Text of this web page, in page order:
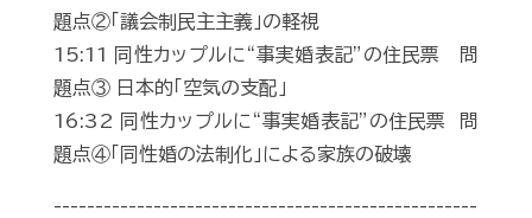
題点②「議会制民主主義」の軽視
15:11 同性カップルに“事実婚表記”の住民票 問
題点③ 日本的「空気の支配」
16:32 同性カップルに“事実婚表記”の住民票 問
題点④「同性婚の法制化」による家族の破壊
---------------------------------------------------